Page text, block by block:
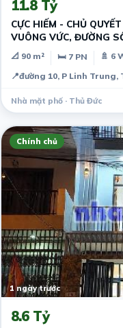
11.8 Tỷ
CỰC HIẾM - CHỦ
VUÔNG VỨC, ĐƯỜNG
THỊ TRƯỜNG - DÒNG
📐 90 m² 🛏 7 PN
🚿 6
📍đường 10, P Linh Trung,
Nhà mặt phố · Thủ Đức
Chính chủ
1 ngày trước
8.6 Tỷ